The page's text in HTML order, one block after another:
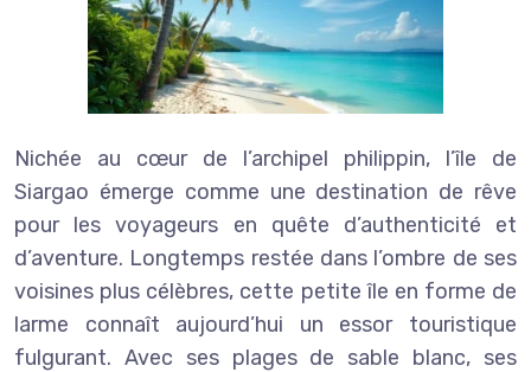
Nichée au cœur de l’archipel philippin, l’île de
Siargao émerge comme une destination de rêve
pour les voyageurs en quête d’authenticité et
d’aventure. Longtemps restée dans l’ombre de ses
voisines plus célèbres, cette petite île en forme de
larme connaît aujourd’hui un essor touristique
fulgurant. Avec ses plages de sable blanc, ses